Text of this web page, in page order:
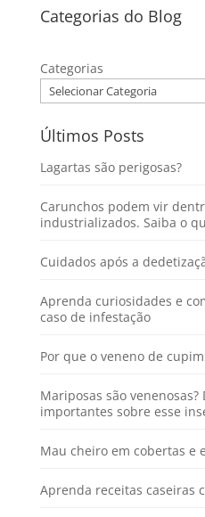
Categorias do Blog
Categorias
Últimos Posts
Lagartas são perigosas?
Carunchos podem vir
industrializados. Saiba o
Cuidados após a
Aprenda curiosidades e
caso de infestação
Por que o veneno de
Mariposas são
importantes sobre esse
Mau cheiro em cobertas e
Aprenda receitas caseiras